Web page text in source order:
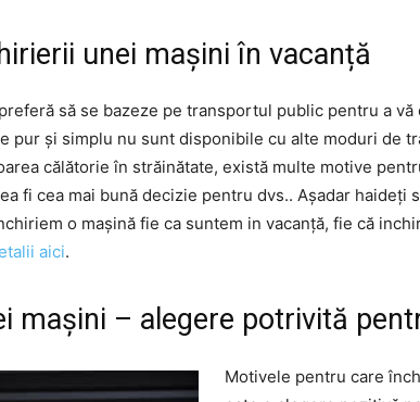
unei mașini în vacanță
să se bazeze pe transportul public pentru a
pur și simplu nu sunt disponibile cu alte moduri de
călătorie în străinătate, există multe motive
fi cea mai bună decizie pentru dvs.. Așadar haideți
o mașină fie ca suntem in vacanță, fie că
aici.
mașini – alegere potrivită
Motivele pentru care